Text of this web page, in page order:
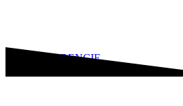
REFERENCIE